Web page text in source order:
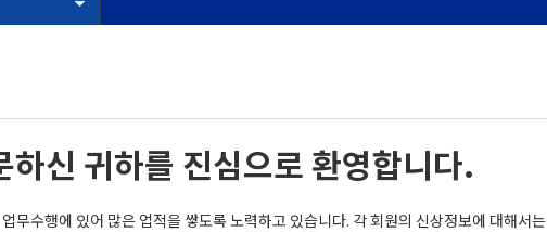
신 귀하를 진심으로 환영합니다.
무수행에 있어 많은 업적을 쌓도록 노력하고 있습니다. 각 회원의 신상정보에 대해서는